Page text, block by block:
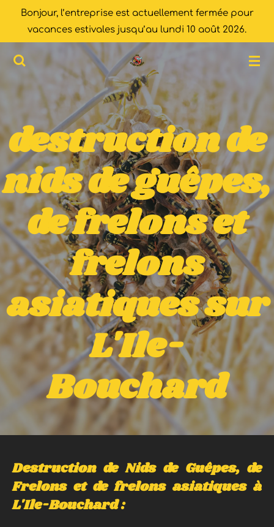
Passer
principal
Bonjour, l’entreprise est actuellement fermée pour
vacances estivales jusqu’au lundi 10 août 2026.
destruction de
nids de guêpes,
de frelons et
frelons
asiatiques sur
L'Ile-
Bouchard
Destruction de Nids de Guêpes, de
Frelons et de frelons asiatiques à
L'Ile-Bouchard: